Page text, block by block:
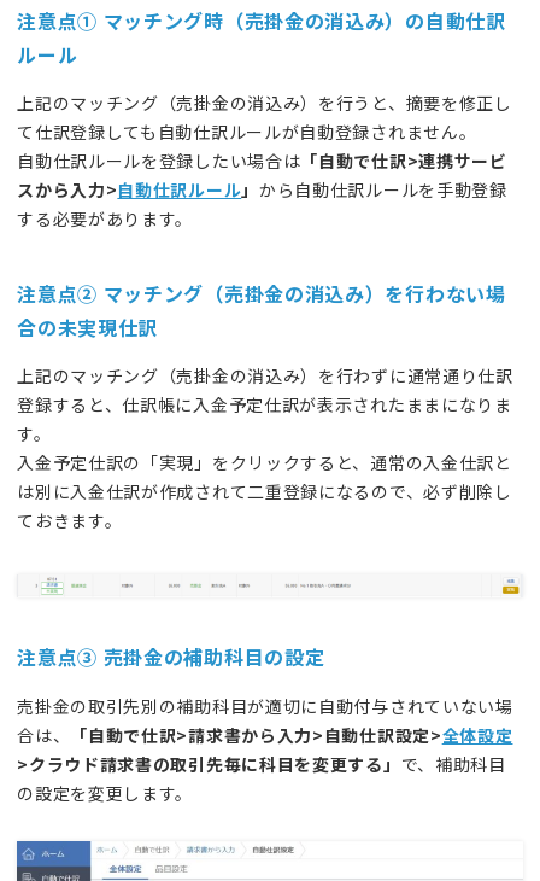
注意点① マッチング時（売掛金の消込み）の自動仕訳
ルール
上記のマッチング（売掛金の消込み）を行うと、摘要を修正し
て仕訳登録しても自動仕訳ルールが自動登録されません。
自動仕訳ルールを登録したい場合は 「自動で仕訳>連携サービ
スから入力>自動仕訳ルール」 から自動仕訳ルールを手動登録
する必要があります。
注意点② マッチング（売掛金の消込み）を行わない場
合の未実現仕訳
上記のマッチング（売掛金の消込み）を行わずに通常通り仕訳
登録すると、仕訳帳に入金予定仕訳が表示されたままになりま
す。
入金予定仕訳の「実現」をクリックすると、通常の入金仕訳と
は別に入金仕訳が作成されて二重登録になるので、必ず削除し
ておきます。
注意点③ 売掛金の補助科目の設定
売掛金の取引先別の補助科目が適切に自動付与されていない場
合は、
「自動で仕訳>請求書から入力>自動仕訳設定>全体設定
>クラウド請求書の取引先毎に科目を変更する」 で、補助科目
の設定を変更します。